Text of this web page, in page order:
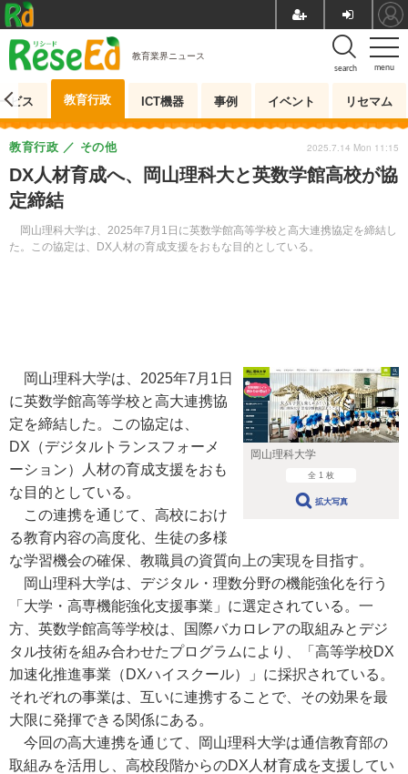
menu
search
教育業界ニュース
ビス 教育行政 ICT機器 事例 イベント リセマム
DX人材育成へ、岡山理科大と英数学館高校が協
定締結
岡山理科大学は、2025年7月1日に英数学館高等学校と高大連携協定を締結し
た。この協定は、DX人材の育成支援をおもな目的としている。
教育行政 その他 2025.7.14 Mon 11:15
岡山理科大学
全 1 枚
拡大写真
岡山理科大学は、2025年7月1日
に英数学館高等学校と高大連携協
定を締結した。この協定は、
DX（デジタルトランスフォーメ
ーション）人材の育成支援をおも
な目的としている。
この連携を通じて、高校におけ
る教育内容の高度化、生徒の多様
な学習機会の確保、教職員の資質向上の実現を目指す。
岡山理科大学は、デジタル・理数分野の機能強化を行う
「大学・高専機能強化支援事業」に選定されている。一
方、英数学館高等学校は、国際バカロレアの取組みとデジ
タル技術を組み合わせたプログラムにより、「高等学校DX
加速化推進事業（DXハイスクール）」に採択されている。
それぞれの事業は、互いに連携することで、その効果を最
大限に発揮できる関係にある。
今回の高大連携を通じて、岡山理科大学は通信教育部の
取組みを活用し、高校段階からのDX人材育成を支援してい